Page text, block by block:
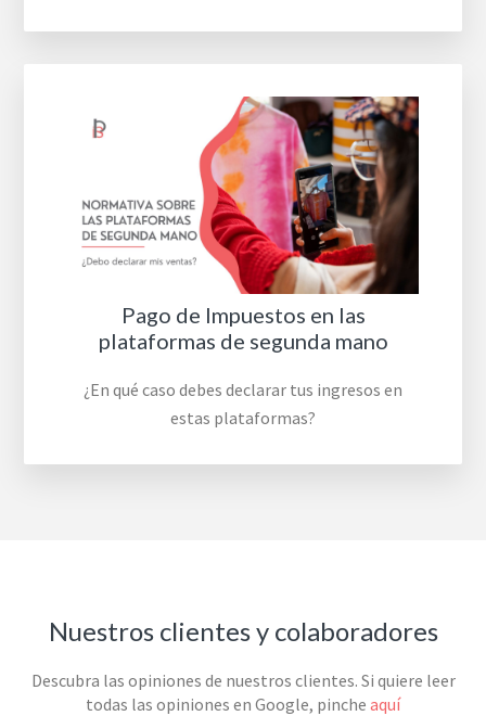
Pago de Impuestos en las
plataformas de segunda mano
¿En qué caso debes declarar tus ingresos en
estas plataformas?
Nuestros clientes y colaboradores
Descubra las opiniones de nuestros clientes. Si quiere leer
todas las opiniones en Google, pinche aquí